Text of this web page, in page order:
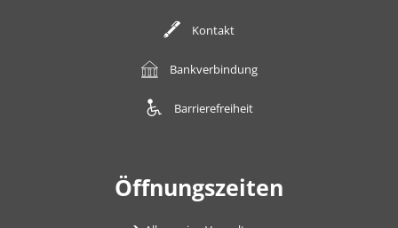
Kontakt
Bankverbindung
Barrierefreiheit
Öffnungszeiten